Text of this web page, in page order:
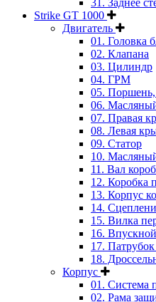
31. Заднее
Strike GT 1000
Двигатель
01. Головка
02. Клапана
03. Цилиндр
04. ГРМ
05. Поршень,
06.
07. Правая
08. Левая
09. Статор
10.
11. Вал
12. Коробка
13. Корпус
14.
15. Вилка
16.
17.
18.
Корпус
01. Система
02. Рама